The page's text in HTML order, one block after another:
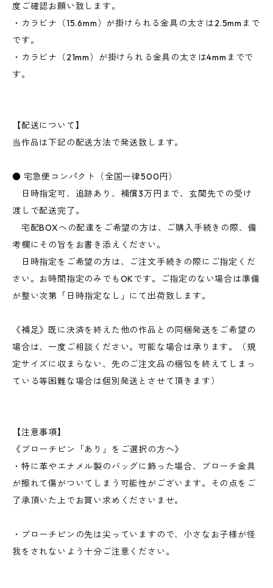
度ご確認お願い致します。
・カラビナ（15.6mm）が掛けられる金具の太さは2.5mmまで
です。
・カラビナ（21mm）が掛けられる金具の太さは4mmまでで
す。
【配送について】
当作品は下記の配送方法で発送致します。
● 宅急便コンパクト（全国一律500円）
日時指定可、追跡あり、補償3万円まで、玄関先での受け
渡しで配送完了。
宅配BOXへの配達をご希望の方は、ご購入手続きの際、備
考欄にその旨をお書き添えください。
日時指定をご希望の方は、ご注文手続きの際にご指定くだ
さい。お時間指定のみでもOKです。ご指定のない場合は準備
が整い次第「日時指定なし」にて出荷致します。
《補足》既に決済を終えた他の作品との同梱発送をご希望の
場合は、一度ご相談ください。可能な場合は承ります。（規
定サイズに収まらない、先のご注文品の梱包を終えてしまっ
ている等困難な場合は個別発送とさせて頂きます）
【注意事項】
《ブローチピン「あり」をご選択の方へ》
・特に革やエナメル製のバッグに飾った場合、ブローチ金具
が擦れて傷がついてしまう可能性がございます。その点をご
了承頂いた上でお買い求めくださいませ。
・ブローチピンの先は尖っていますので、小さなお子様が怪
我をされないよう十分ご注意ください。